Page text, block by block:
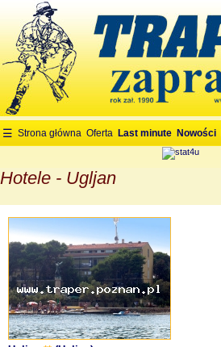
☰ Strona główna Oferta Last minute Nowości
Hotele - Ugljan